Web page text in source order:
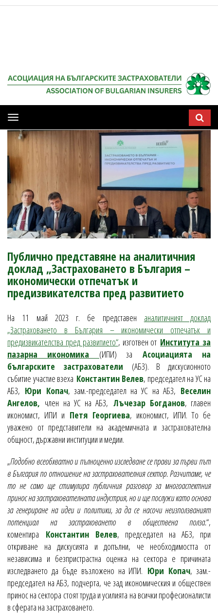
Мобилна
навигация
Публично представяне на аналитичния
доклад „Застраховането в България –
икономически отпечатък и
предизвикателства пред развитието
На 11 май 2023 г. бе представен аналитичният доклад
„Застраховането в България – икономически отпечатък и
предизвикателства пред развитието“, изготвен от Института за
пазарна икономика
(ИПИ) за Асоциацията на
българските застрахователи (АБЗ). В дискусионното
събитие участие взеха Константин Велев, председател на УС на
АБЗ, Юри Копач, зам.-председател на УС на АБЗ, Веселин
Ангелов, член на УС на АБЗ, Лъчезар Богданов, главен
икономист, ИПИ и Петя Георгиева, икономист, ИПИ. То бе
уважено от представители на академичната и застрахователна
общност, държавни институции и медии.
„Подобно всеобхватно и пълноценно изследване се прави за първи път
в България по отношение на застрахователния сектор. Разчитаме, че
то не само ще стимулира публичния разговор за многоаспектния
принос на застрахователната индустрия, но и ще послужи като основа
за генериране на идеи и политики, за да се насочи неизползваният
потенциал на застраховането в обществена полза.“,
коментира Константин Велев, председател на АБЗ, при
откриване на дискусията и допълни, че необходимостта от
независима и безпристрастна оценка на сектора е причината
изследването да бъде възложено на ИПИ. Юри Копач, зам.-
председател на АБЗ, подчерта, че зад икономическия и обществен
принос на сектора стоят труда и усилията на всички професионалисти
в сферата на застраховането.